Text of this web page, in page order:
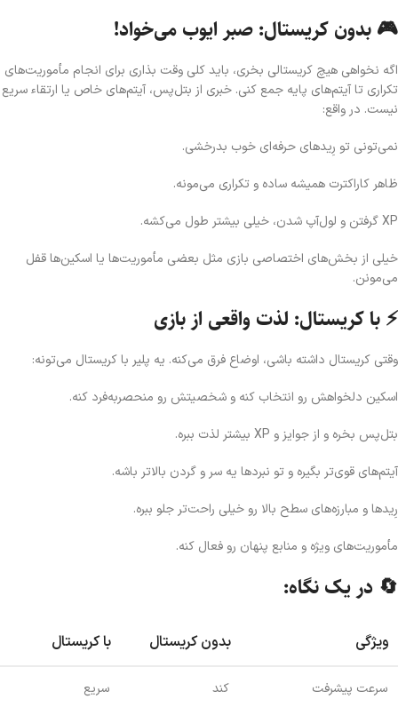
🎮 بدون کریستال: صبر ایوب می‌خواد!
اگه نخواهی هیچ کریستالی بخری، باید کلی وقت بذاری برای انجام مأموریت‌های
تکراری تا آیتم‌های پایه جمع کنی. خبری از بتل‌پس، آیتم‌های خاص یا ارتقاء سریع
نیست. در واقع:
نمی‌تونی تو رِیدهای حرفه‌ای خوب بدرخشی.
ظاهر کاراکترت همیشه ساده و تکراری می‌مونه.
XP گرفتن و لول‌آپ شدن، خیلی بیشتر طول می‌کشه.
خیلی از بخش‌های اختصاصی بازی مثل بعضی مأموریت‌ها یا اسکین‌ها قفل
می‌مونن.
⚡ با کریستال: لذت واقعی از بازی
وقتی کریستال داشته باشی، اوضاع فرق می‌کنه. یه پلیر با کریستال می‌تونه:
اسکین دلخواهش رو انتخاب کنه و شخصیتش رو منحصربه‌فرد کنه.
بتل‌پس بخره و از جوایز و XP بیشتر لذت ببره.
آیتم‌های قوی‌تر بگیره و تو نبردها یه سر و گردن بالاتر باشه.
رِیدها و مبارزه‌های سطح بالا رو خیلی راحت‌تر جلو ببره.
مأموریت‌های ویژه و منابع پنهان رو فعال کنه.
🔄 در یک نگاه:
ویژگی بدون کریستال با کریستال
سرعت پیشرفت کند سریع